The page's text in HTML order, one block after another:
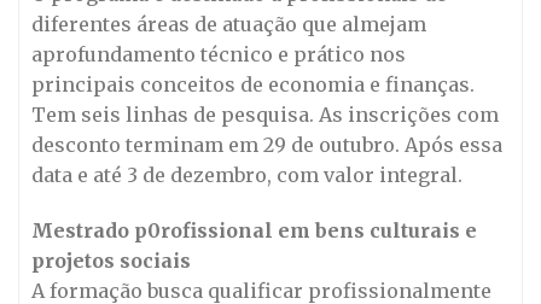
diferentes áreas de atuação que almejam
aprofundamento técnico e prático nos
principais conceitos de economia e finanças.
Tem seis linhas de pesquisa. As inscrições com
desconto terminam em 29 de outubro. Após essa
data e até 3 de dezembro, com valor integral.
Mestrado p0rofissional em bens culturais e
projetos sociais
A formação busca qualificar profissionalmente